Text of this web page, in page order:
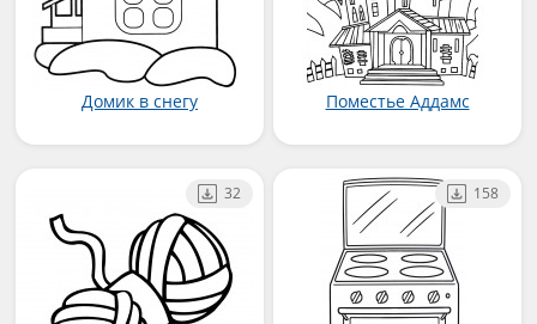
Домик в снегу Поместье Аддамс
32 158